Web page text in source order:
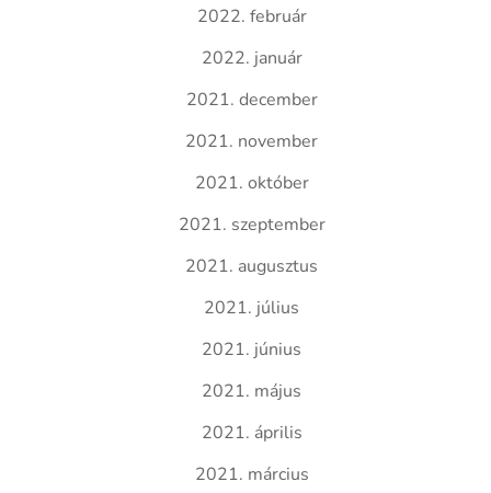
2022. február
2022. január
2021. december
2021. november
2021. október
2021. szeptember
2021. augusztus
2021. július
2021. június
2021. május
2021. április
2021. március